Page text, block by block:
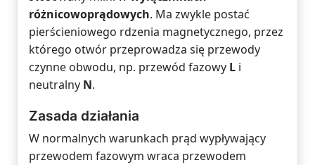
różnicowoprądowych. Ma zwykle postać
pierścieniowego rdzenia magnetycznego, przez
którego otwór przeprowadza się przewody
czynne obwodu, np. przewód fazowy L i
neutralny N.
Zasada działania
W normalnych warunkach prąd wypływający
przewodem fazowym wraca przewodem